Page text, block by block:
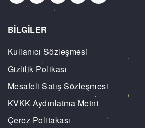
BİLGİLER
Kullanıcı Sözleşmesi
Gizlilik Polikası
Mesafeli Satış Sözleşmesi
KVKK Aydınlatma Metni
Çerez Politakası